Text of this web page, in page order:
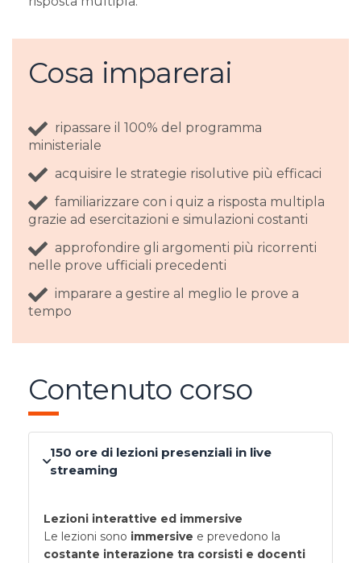
Cosa imparerai
ripassare il 100% del programma
ministeriale
acquisire le strategie risolutive più efficaci
familiarizzare con i quiz a risposta multipla
grazie ad esercitazioni e simulazioni costanti
approfondire gli argomenti più ricorrenti
nelle prove ufficiali precedenti
imparare a gestire al meglio le prove a
tempo
Contenuto corso
150 ore di lezioni presenziali in live
streaming
Lezioni interattive ed immersive
Le lezioni sono immersive e prevedono la
costante interazione tra corsisti e docenti